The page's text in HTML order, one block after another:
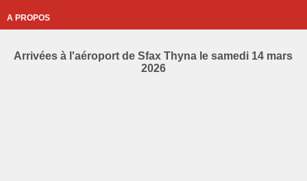
A PROPOS
Arrivées à l'aéroport de Sfax Thyna le samedi 14 mars
2026